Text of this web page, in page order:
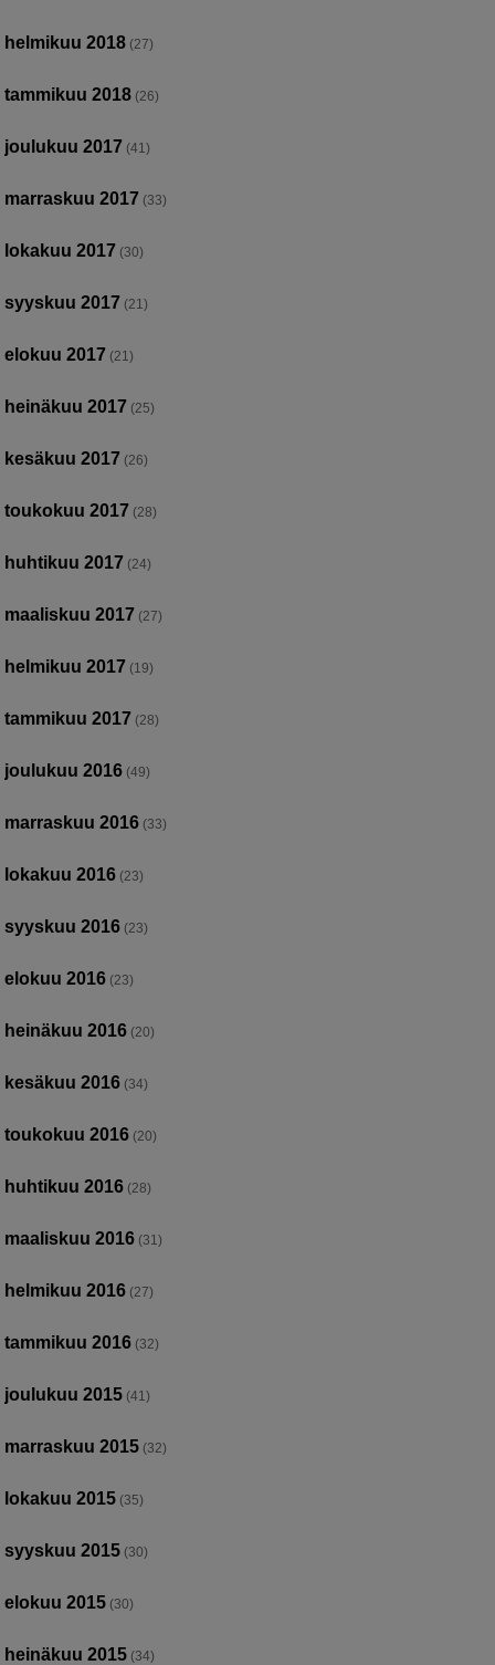
helmikuu 2018 (27)
tammikuu 2018 (26)
joulukuu 2017 (41)
marraskuu 2017 (33)
lokakuu 2017 (30)
syyskuu 2017 (21)
elokuu 2017 (21)
heinäkuu 2017 (25)
kesäkuu 2017 (26)
toukokuu 2017 (28)
huhtikuu 2017 (24)
maaliskuu 2017 (27)
helmikuu 2017 (19)
tammikuu 2017 (28)
joulukuu 2016 (49)
marraskuu 2016 (33)
lokakuu 2016 (23)
syyskuu 2016 (23)
elokuu 2016 (23)
heinäkuu 2016 (20)
kesäkuu 2016 (34)
toukokuu 2016 (20)
huhtikuu 2016 (28)
maaliskuu 2016 (31)
helmikuu 2016 (27)
tammikuu 2016 (32)
joulukuu 2015 (41)
marraskuu 2015 (32)
lokakuu 2015 (35)
syyskuu 2015 (30)
elokuu 2015 (30)
heinäkuu 2015 (34)